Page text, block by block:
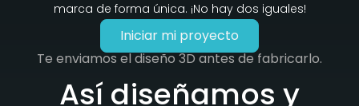
marca de forma única. ¡No hay dos iguales!
Iniciar mi proyecto
Te enviamos el diseño 3D antes de fabricarlo.
Así diseñamos y